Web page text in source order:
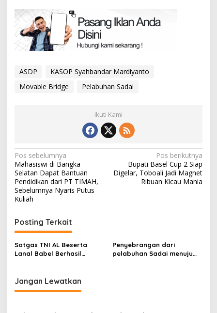
ASDP
KASOP Syahbandar Mardiyanto
Movable Bridge
Pelabuhan Sadai
Ikuti Kami
Navigasi
pos
Pos sebelumnya
Mahasiswi di Bangka
Selatan Dapat Bantuan
Pendidikan dari PT TIMAH,
Sebelumnya Nyaris Putus
Kuliah
Pos berikutnya
Bupati Basel Cup 2 Siap
Digelar, Toboali Jadi Magnet
Ribuan Kicau Mania
Posting Terkait
Satgas TNI AL Beserta
Lanal Babel Berhasil
Penyebrangan dari
pelabuhan Sadai menuju
Jangan Lewatkan